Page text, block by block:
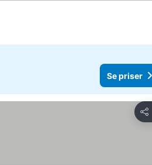
Se priser
Dela